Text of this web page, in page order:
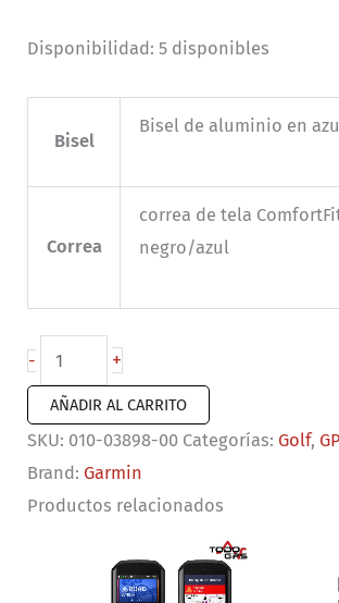
Disponibilidad: 5 disponibles
Bisel
Bisel de aluminio en
Correa
correa de tela
negro/azul
-
Approach
J1
color
negro
cantidad
+
AÑADIR AL CARRITO
SKU: 010-03898-00 Categorías: Golf,
Brand: Garmin
Productos relacionados